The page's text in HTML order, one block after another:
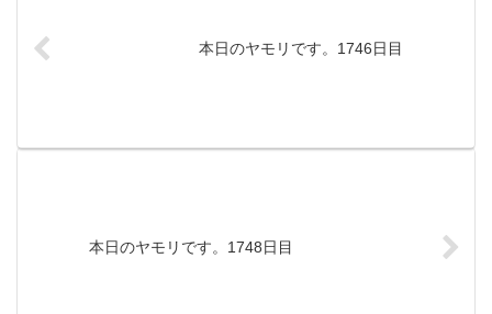
本日のヤモリです。1746日目
本日のヤモリです。1748日目